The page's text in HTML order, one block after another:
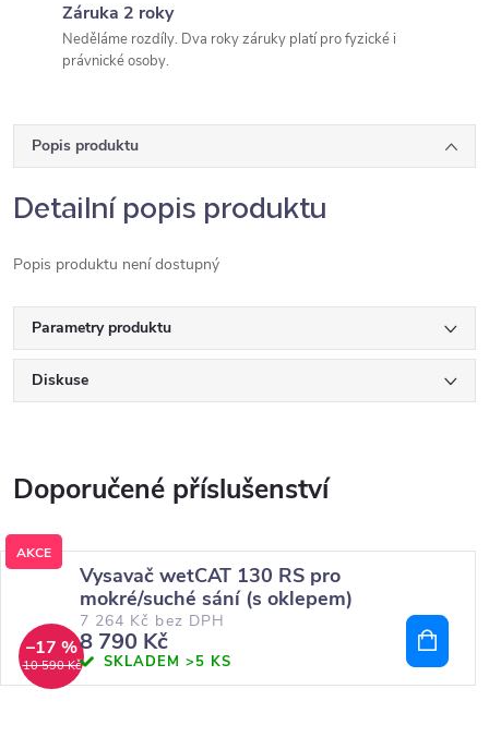
Záruka 2 roky
Neděláme rozdíly. Dva roky záruky platí pro fyzické i
právnické osoby.
Popis produktu
Detailní popis produktu
Popis produktu není dostupný
Parametry produktu
Diskuse
AKCE
10 590 Kč
–17 %
Vysavač wetCAT 130 RS pro
mokré/suché sání (s oklepem)
7 264 Kč bez DPH
8 790 Kč
SKLADEM >5 KS